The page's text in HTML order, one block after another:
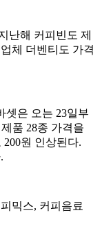
난해 커피빈도 제
체 더벤티도 가격
셋은 오는 23일부
품 28종 가격을
200원 인상된다.
믹스, 커피음료